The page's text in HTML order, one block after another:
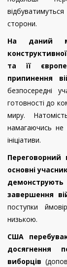
сторони.
На даний
та її
припинення
безпосередні
готовності до
миру.
намагаючись не
ініціативи.
основні
завершення
поступки
низькою.
США
досягнення
виборців